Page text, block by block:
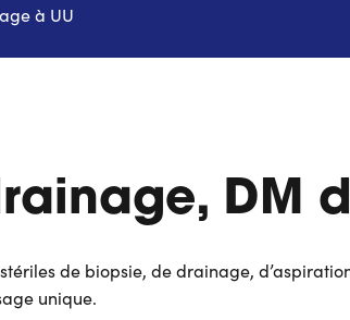
à UU
DM
de biopsie, de drainage,
unique.